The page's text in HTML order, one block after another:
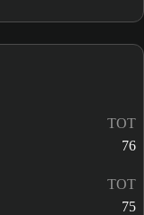
TOT
76
TOT
75